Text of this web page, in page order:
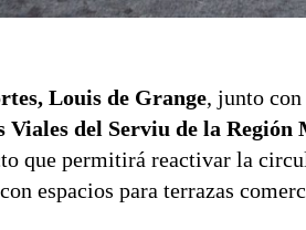
Louis de Grange, junto con
Viales del Serviu de la
que permitirá reactivar la
con espacios para terrazas